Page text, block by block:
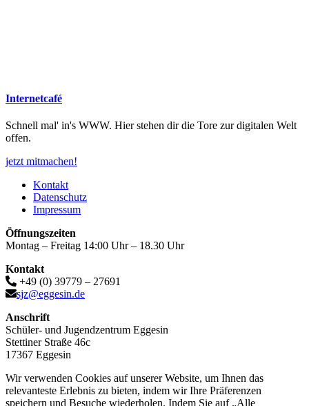
Internetcafé
Schnell mal' in's WWW. Hier stehen dir die Tore zur digitalen Welt
offen.
jetzt mitmachen!
Kontakt
Datenschutz
Impressum
Öffnungszeiten
Montag – Freitag 14:00 Uhr – 18.30 Uhr
Kontakt
+49 (0) 39779 – 27691
sjz@eggesin.de
Anschrift
Schüler- und Jugendzentrum Eggesin
Stettiner Straße 46c
17367 Eggesin
Wir verwenden Cookies auf unserer Website, um Ihnen das
relevanteste Erlebnis zu bieten, indem wir Ihre Präferenzen
speichern und Besuche wiederholen. Indem Sie auf „Alle